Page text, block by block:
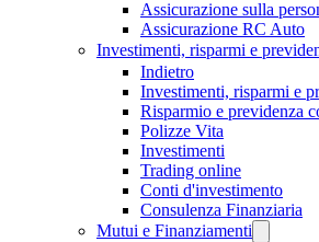
Assicurazione sulla
Assicurazione RC Auto
Investimenti, risparmi e
Indietro
Investimenti, risparmi e
Risparmio e previdenza
Polizze Vita
Investimenti
Trading online
Conti d'investimento
Consulenza Finanziaria
Mutui e Finanziamenti